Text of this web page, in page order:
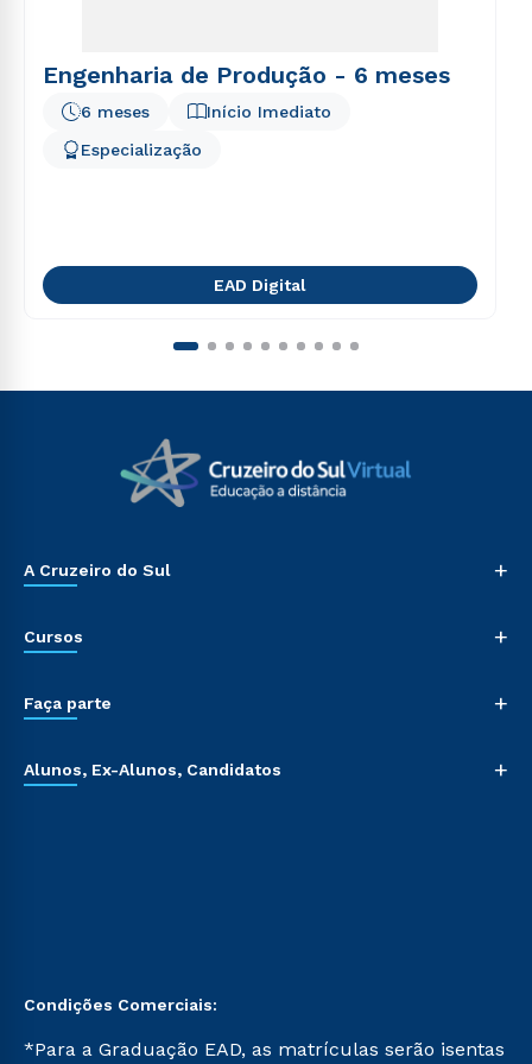
Engenharia de Produção - 6 meses
Início Imediato
6 meses
Especialização
EAD Digital
A Cruzeiro do Sul +
Cursos +
Faça parte +
Alunos, Ex-Alunos, Candidatos +
Condições Comerciais:
*Para a Graduação EAD, as matrículas serão isentas